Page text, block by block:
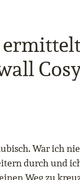
War ich
durch und